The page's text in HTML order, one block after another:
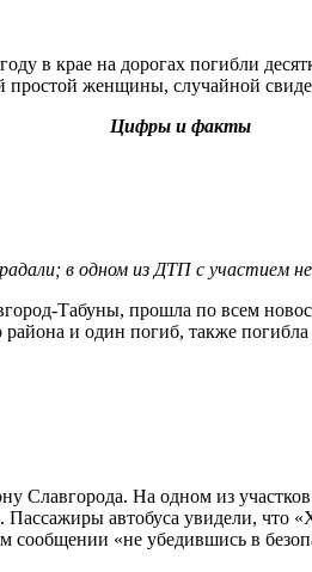
в крае на дорогах погибли
простой женщины, случайной
Цифры и факты
в одном из ДТП с участием
Табуны, прошла по всем
и один погиб, также
Славгорода. На одном из
Пассажиры автобуса увидели,
«не убедившись в